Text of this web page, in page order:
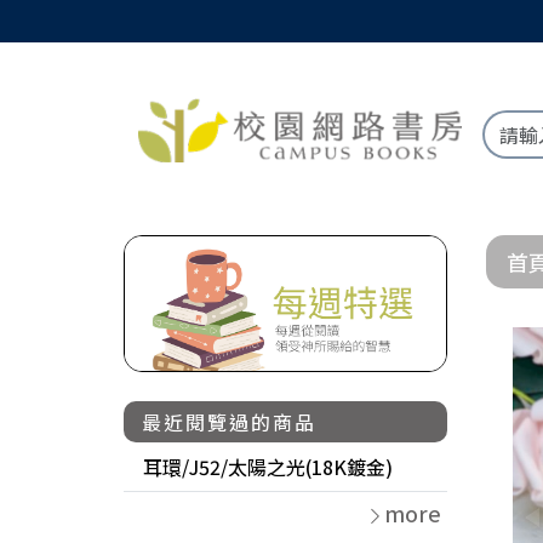
最近閱覽過的商品
耳環/J52/太陽之光(18K鍍金)
more
首